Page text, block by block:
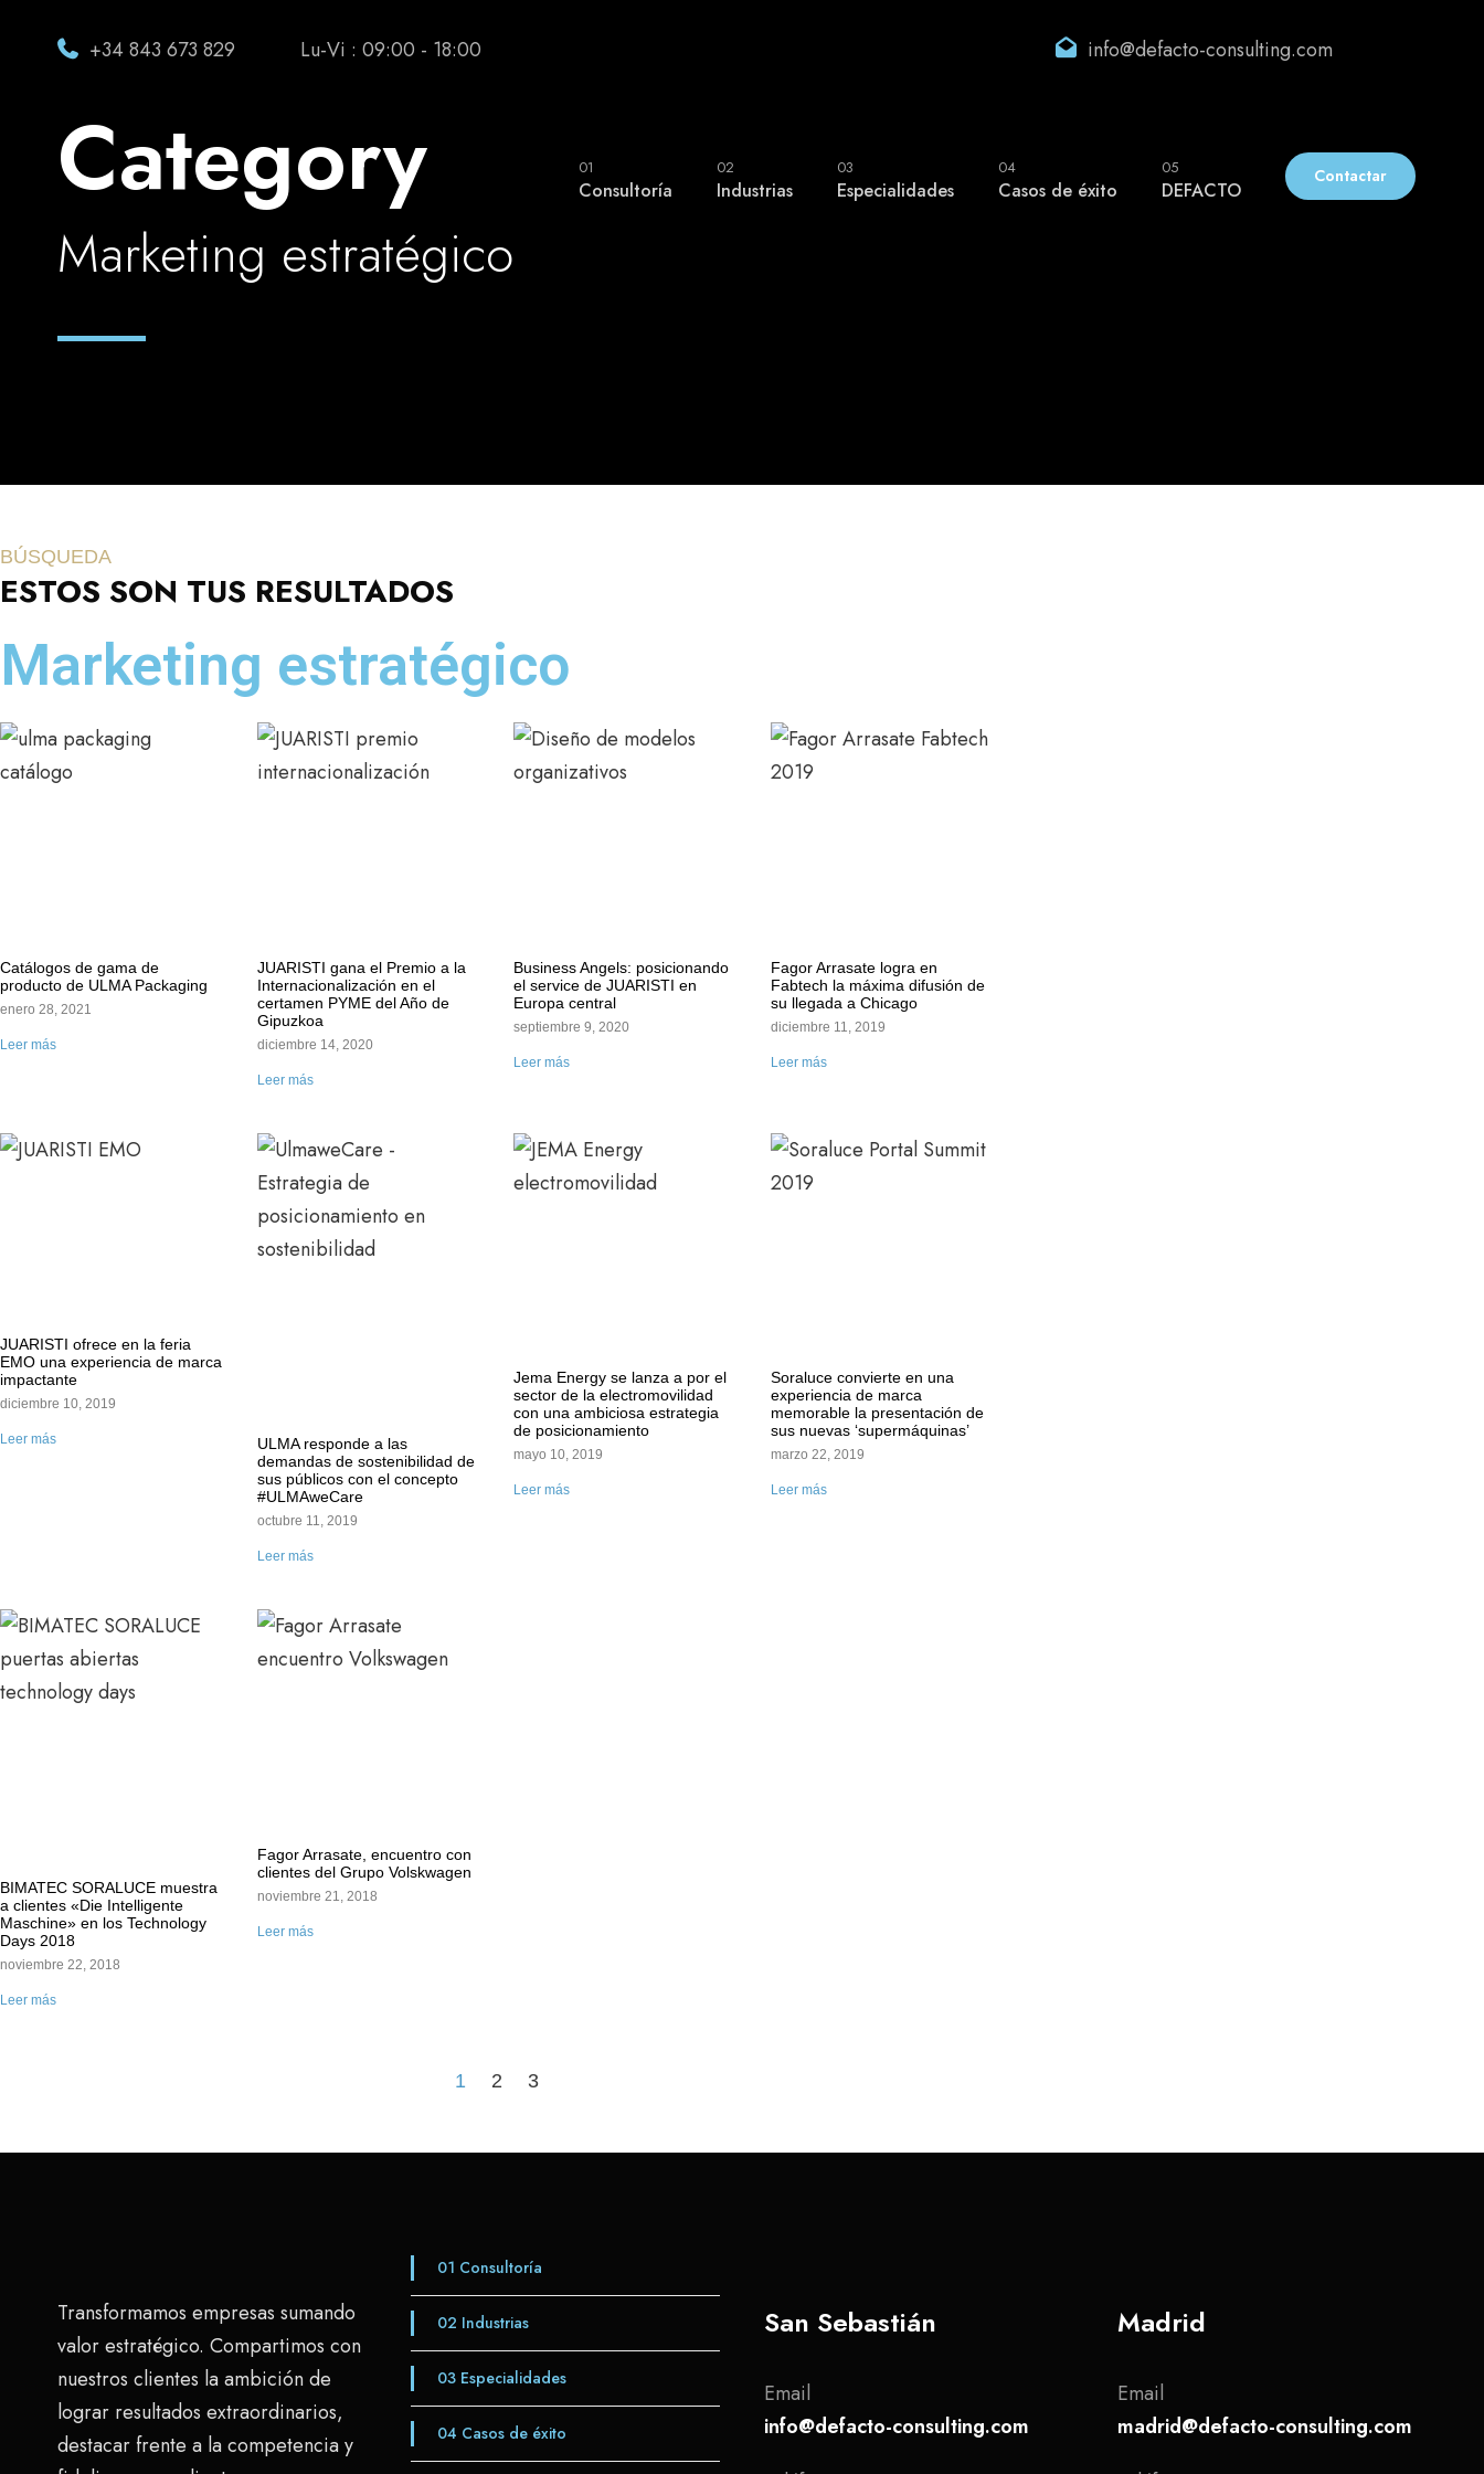
+34 843 673 829 Lu-Vi : 09:00 - 18:00 info@defacto-consulting.com
01
Consultoría
02
Industrias
03
Especialidades
04
Casos de éxito
05
DEFACTO
Contactar
Category
Marketing estratégico
BÚSQUEDA
ESTOS SON TUS RESULTADOS
Marketing estratégico
Catálogos de gama de
producto de ULMA Packaging
enero 28, 2021
Leer más
JUARISTI gana el Premio a la
Internacionalización en el
certamen PYME del Año de
Gipuzkoa
diciembre 14, 2020
Leer más
Business Angels: posicionando
el service de JUARISTI en
Europa central
septiembre 9, 2020
Leer más
Fagor Arrasate logra en
Fabtech la máxima difusión de
su llegada a Chicago
diciembre 11, 2019
Leer más
JUARISTI ofrece en la feria
EMO una experiencia de marca
impactante
diciembre 10, 2019
Leer más
ULMA responde a las
demandas de sostenibilidad de
sus públicos con el concepto
#ULMAweCare
octubre 11, 2019
Leer más
Jema Energy se lanza a por el
sector de la electromovilidad
con una ambiciosa estrategia
de posicionamiento
mayo 10, 2019
Leer más
Soraluce convierte en una
experiencia de marca
memorable la presentación de
sus nuevas ‘supermáquinas’
marzo 22, 2019
Leer más
BIMATEC SORALUCE muestra
a clientes «Die Intelligente
Maschine» en los Technology
Days 2018
noviembre 22, 2018
Leer más
Fagor Arrasate, encuentro con
clientes del Grupo Volskwagen
noviembre 21, 2018
Leer más
1 2 3
Transformamos empresas sumando
valor estratégico. Compartimos con
nuestros clientes la ambición de
lograr resultados extraordinarios,
destacar frente a la competencia y
01 Consultoría
02 Industrias
03 Especialidades
04 Casos de éxito
San Sebastián
Email
info@defacto-consulting.com
Madrid
Email
madrid@defacto-consulting.com